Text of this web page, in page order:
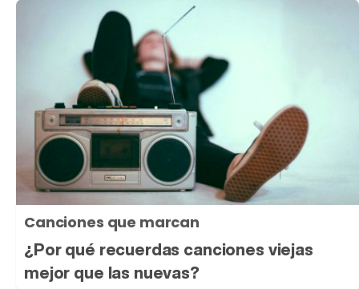
Canciones que marcan
¿Por qué recuerdas canciones viejas
mejor que las nuevas?